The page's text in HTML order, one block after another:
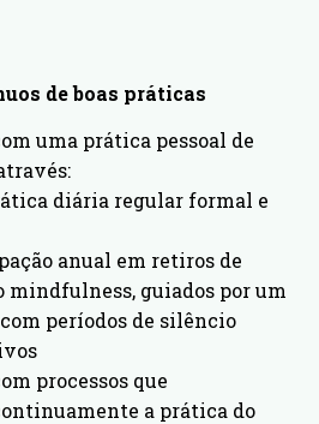
de boas práticas
uma prática pessoal de
diária regular formal e
anual em retiros de
mindfulness, guiados por um
períodos de silêncio
processos que
a prática do